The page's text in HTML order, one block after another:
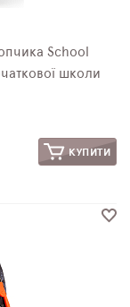
School
школи
КУПИТИ